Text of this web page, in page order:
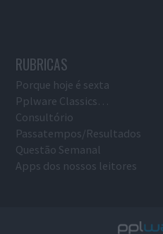
RUBRICAS
Porque hoje é sexta
Pplware Classics…
Consultório
Passatempos/Resultados
Questão Semanal
Apps dos nossos leitores